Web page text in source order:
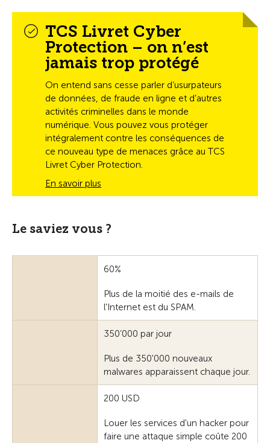
TCS Livret Cyber
Protection – on n’est
jamais trop protégé
On entend sans cesse parler d’usurpateurs
de données, de fraude en ligne et d’autres
activités criminelles dans le monde
numérique. Vous pouvez vous protéger
intégralement contre les conséquences de
ce nouveau type de menaces grâce au TCS
Livret Cyber Protection.
En savoir plus
Le saviez vous ?
60%
Plus de la moitié des e-mails de
l'Internet est du SPAM.
350’000 par jour
Plus de 350'000 nouveaux
malwares apparaissent chaque jour.
200 USD
Louer les services d'un hacker pour
faire une attaque simple coûte 200